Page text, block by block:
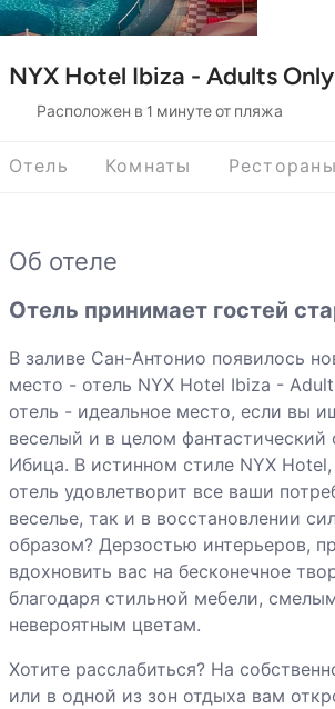
NYX Hotel Ibiza - Adults Only
Расположен в 1 минуте от пляжа
Отель Комнаты Рестораны
Об отеле
Отель принимает гостей
В заливе Сан-Антонио появилось
место - отель NYX Hotel Ibiza -
отель - идеальное место, если вы
веселый и в целом фантастический
Ибица. В истинном стиле NYX
отель удовлетворит все ваши
веселье, так и в восстановлении
образом? Дерзостью интерьеров,
вдохновить вас на бесконечное
благодаря стильной мебели,
невероятным цветам.
Хотите расслабиться? На
или в одной из зон отдыха вам